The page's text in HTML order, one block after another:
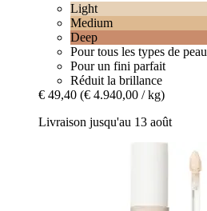
Light
Medium
Deep
Pour tous les types de peau
Pour un fini parfait
Réduit la brillance
€ 49,40 (€ 4.940,00 / kg)
Livraison jusqu'au 13 août